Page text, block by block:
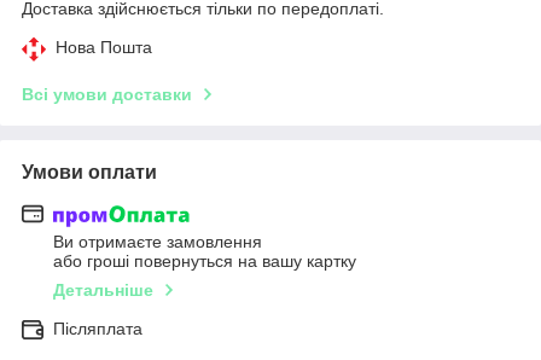
Доставка здійснюється тільки по передоплаті.
Нова Пошта
Всі умови доставки
Умови оплати
Ви отримаєте замовлення
або гроші повернуться на вашу картку
Детальніше
Післяплата